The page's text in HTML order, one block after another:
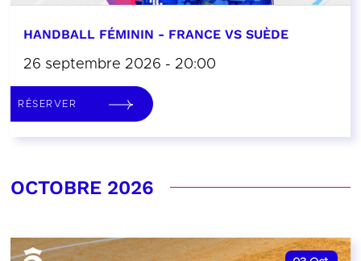
HANDBALL FÉMININ - FRANCE VS SUÈDE
26 septembre 2026 - 20:00
RÉSERVER
OCTOBRE 2026